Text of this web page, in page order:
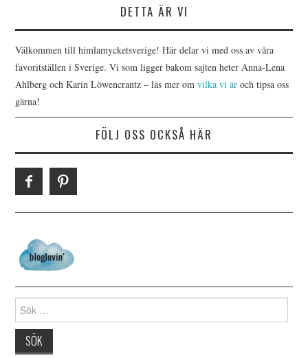
DETTA ÄR VI
Välkommen till himlamycketsverige! Här delar vi med oss av våra
favoritställen i Sverige. Vi som ligger bakom sajten heter Anna-Lena
Ahlberg och Karin Löwencrantz – läs mer omvilka vi är och tipsa oss
gärna!
FÖLJ OSS OCKSÅ HÄR
Search for: